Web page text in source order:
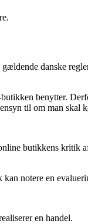
danske
benytter.
til om man skal
butikkens kritik
notere en
en handel.